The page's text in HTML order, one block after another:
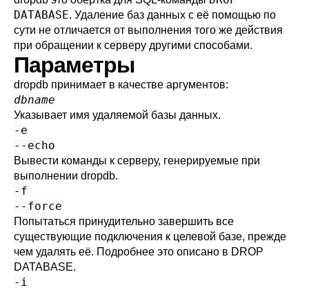
DATABASE. Удаление баз данных с её помощью по
сути не отличается от выполнения того же действия
при обращении к серверу другими способами.
Параметры
dropdb принимает в качестве аргументов:
dbname
Указывает имя удаляемой базы данных.
-e
--echo
Вывести команды к серверу, генерируемые при
выполнении dropdb.
-f
--force
Попытаться принудительно завершить все
существующие подключения к целевой базе, прежде
чем удалять её. Подробнее это описано в DROP
DATABASE.
-i